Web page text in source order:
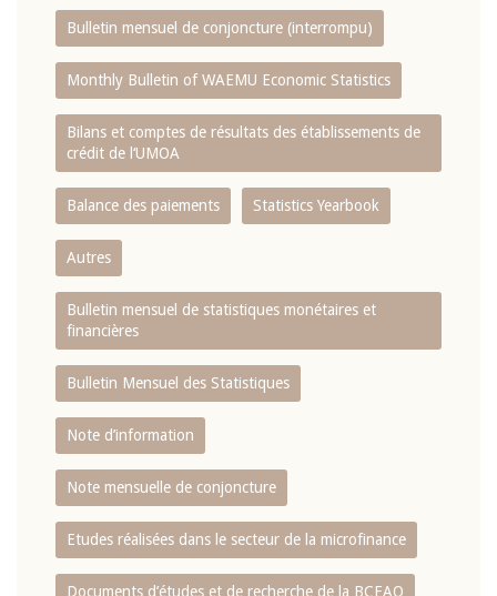
Bulletin mensuel de conjoncture (interrompu)
Monthly Bulletin of WAEMU Economic Statistics
Bilans et comptes de résultats des établissements de
crédit de l‘UMOA
Balance des paiements Statistics Yearbook
Autres
Bulletin mensuel de statistiques monétaires et
financières
Bulletin Mensuel des Statistiques
Note d’information
Note mensuelle de conjoncture
Etudes réalisées dans le secteur de la microfinance
Documents d’études et de recherche de la BCEAO